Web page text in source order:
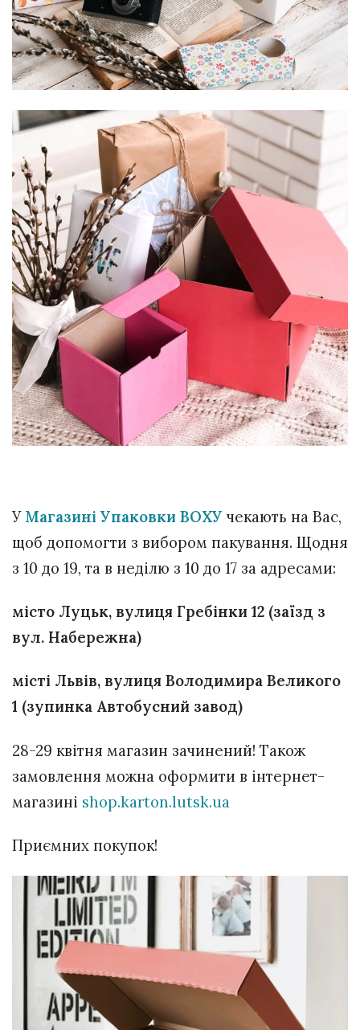
У Магазині Упаковки ВОХУ чекають на Вас,
щоб допомогти з вибором пакування. Щодня
з 10 до 19, та в неділю з 10 до 17 за адресами:
місто Луцьк, вулиця Гребінки 12 (заїзд з
вул. Набережна)
місті Львів, вулиця Володимира Великого
1 (зупинка Автобусний завод)
28-29 квітня магазин зачинений! Також
замовлення можна оформити в інтернет-
магазині shop.karton.lutsk.ua
Приємних покупок!